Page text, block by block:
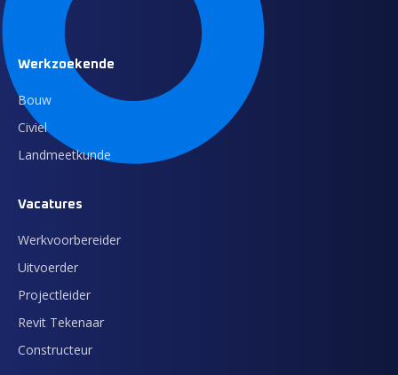
Werkzoekende
Bouw
Civiel
Landmeetkunde
Vacatures
Werkvoorbereider
Uitvoerder
Projectleider
Revit Tekenaar
Constructeur